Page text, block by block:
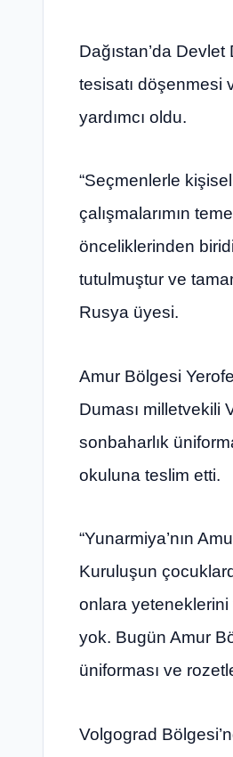
Dağıstan’da
tesisatı döşenmesi
yardımcı oldu.
“Seçmenlerle
çalışmalarımın
önceliklerinden
tutulmuştur ve
Rusya üyesi.
Amur Bölgesi
Duması milletvekili
sonbaharlık
okuluna teslim etti.
“Yunarmiya’nın
Kuruluşun
onlara
yok. Bugün Amur
üniforması ve
Volgograd